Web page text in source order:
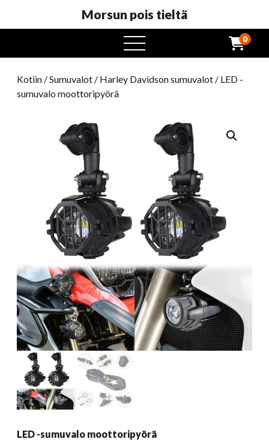
Morsun pois tieltä
avaa
valikko
0
Kotiin /Sumuvalot / Harley Davidson sumuvalot / LED -
sumuvalo moottoripyörä
LED -sumuvalo moottoripyörä